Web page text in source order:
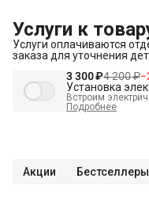
Услуги к
Услуги оплачиваются
заказа для уточнения
3 300 ₽4 200 ₽−
Установка
Встроим
место и
В стоимость
Подробнее
Акции Бестселлеры